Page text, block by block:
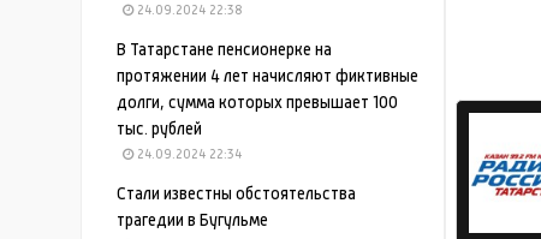
24.09.2024 22:38
В Татарстане пенсионерке на
протяжении 4 лет начисляют фиктивные
долги, сумма которых превышает 100
тыс. рублей
24.09.2024 22:34
Стали известны обстоятельства
трагедии в Бугульме